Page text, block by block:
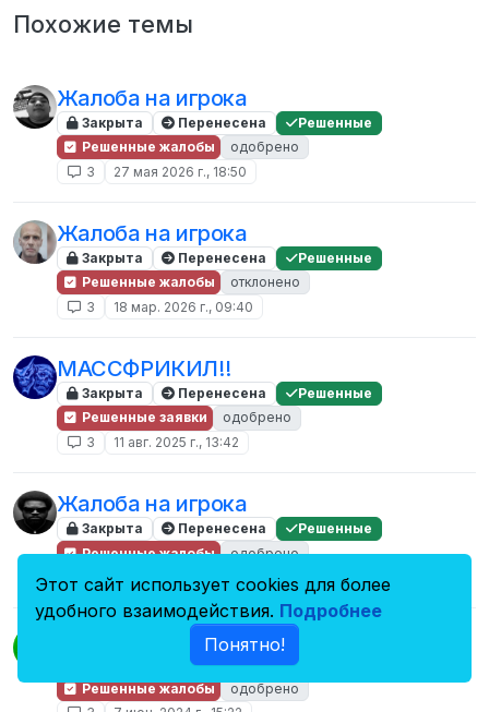
Похожие темы
Жалоба на игрока
Закрыта Перенесена
Решенные
Решенные жалобы
одобрено
3
27 мая 2026 г., 18:50
Жалоба на игрока
Закрыта Перенесена
Решенные
Решенные жалобы
отклонено
3
18 мар. 2026 г., 09:40
МАССФРИКИЛ!!
Закрыта Перенесена
Решенные
Решенные заявки
одобрено
3
11 авг. 2025 г., 13:42
Жалоба на игрока
Закрыта Перенесена
Решенные
Решенные жалобы
одобрено
Жалоба на игрока.
Перенесена
Решенные
Решенные жалобы
одобрено
Этот сайт использует cookies для более
удобного взаимодействия. Подробнее
Понятно!